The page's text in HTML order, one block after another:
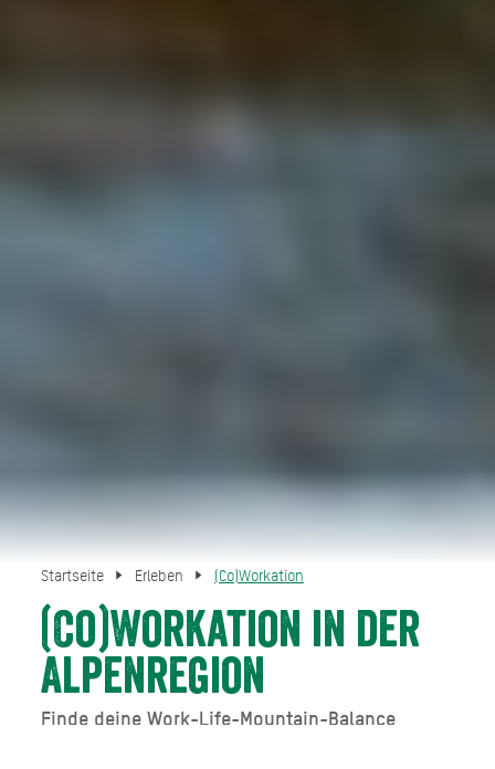
Startseite Erleben (Co)Workation
(Co)Workation in der
Alpenregion
Finde deine Work-Life-Mountain-Balance